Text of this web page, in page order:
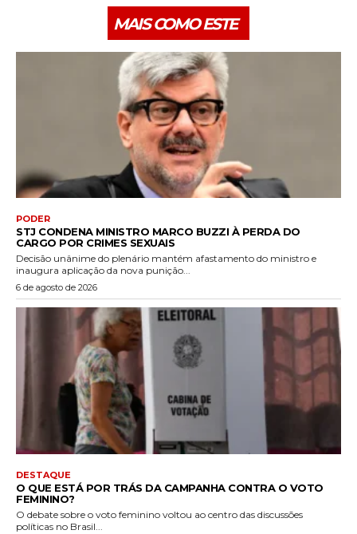
MAIS COMO ESTE
PODER
STJ CONDENA MINISTRO MARCO BUZZI À PERDA DO
CARGO POR CRIMES SEXUAIS
Decisão unânime do plenário mantém afastamento do ministro e
inaugura aplicação da nova punição...
6 de agosto de 2026
DESTAQUE
O QUE ESTÁ POR TRÁS DA CAMPANHA CONTRA O VOTO
FEMININO?
O debate sobre o voto feminino voltou ao centro das discussões
políticas no Brasil...